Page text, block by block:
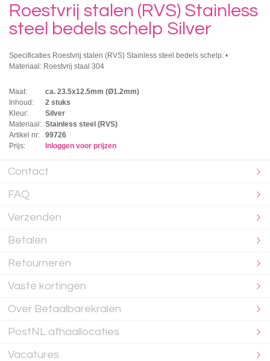
Roestvrij stalen (RVS) Stainless
steel bedels schelp Silver
Specificaties Roestvrij stalen (RVS) Stainless steel bedels schelp: •
Materiaal: Roestvrij staal 304
Maat:
ca. 23.5x12.5mm (Ø1.2mm)
Inhoud:
2 stuks
Kleur:
Silver
Materiaal: Stainless steel (RVS)
Artikel nr:
99726
Prijs:
Inloggen voor prijzen
Contact
FAQ
Verzenden
Betalen
Retourneren
Vaste kortingen
Over Betaalbarekralen
PostNL afhaallocaties
Vacatures